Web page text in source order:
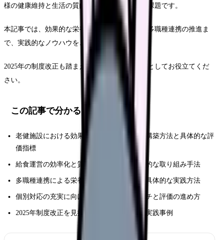
様の健康維持と生活の質向上に直結する重要な課題です。
本記事では、効果的な栄養管理体制の整備から多職種連携の推進ま
で、実践的なノウハウをご紹介します。
2025年の制度改正も踏まえた最新の運営ガイドとしてお役立てくだ
さい。
この記事で分かること
老健施設における効果的な栄養ケア体制の構築方法と具体的な評
価指標
給食運営の効率化と質の向上に向けた実践的な取り組み手法
多職種連携による栄養ケアマネジメントの具体的な実践方法
個別対応の充実に向けた具体的なアプローチと評価の進め方
2025年制度改正を見据えた対応ポイントと実践事例